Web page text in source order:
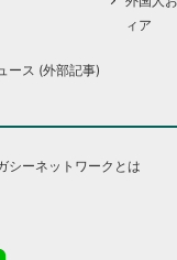
ィア
ース (外部記事)
シーネットワークとは